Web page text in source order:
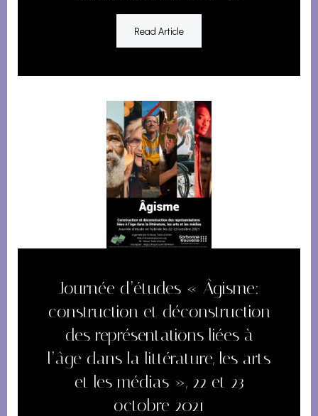
Read Article
Journée d’études « Âgisme:
construction et déconstruction
des représentations liées à
l’âge dans la littérature, les arts
et les médias », 22 et 23
octobre 2021